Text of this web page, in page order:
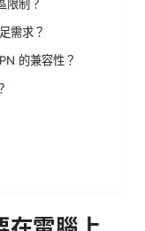
限制？
需求？
的兼容性？